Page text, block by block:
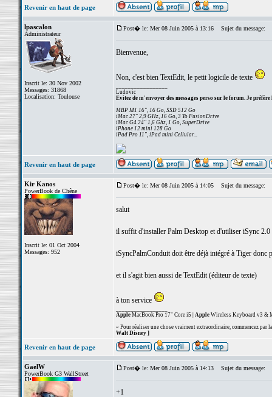
Revenir en haut de page
lpascalon
Administrateur
Inscrit le: 30 Nov 2002
Messages: 31868
Localisation: Toulouse
Post� le: Mer 08 Juin 2005 à 13:16 Sujet du message:
Bienvenue,
Non, c'est bien TextEdit, le petit logicile de texte
Ludovic
Evitez de m'envoyer des messages perso sur le forum. Je préfère
MBP M1 16", 16 Go, SSD 512 Go
iMac 27" 2,9 GHz, 16 Go, 3 To FusionDrive
iMac G4 24" 1,6 Ghz, 1 Go, SuperDrive
iPhone 12 mini 128 Go
iPad Pro 11", iPad mini Cellular...
Revenir en haut de page
Kir Kanos
PowerBook de Chêne
Inscrit le: 01 Oct 2004
Messages: 952
Post� le: Mer 08 Juin 2005 à 14:05 Sujet du message:
salut
il suffit d'installer Palm Desktop et d'utiliser iSync 2.0
iSyncPalmConduit doit être déjà intégré à Tiger donc
et il s'agit bien aussi de TextEdit (éditeur de texte)
à ton service
AppleMacBook Pro 17" Core i5 | AppleWireless Keyboard v3 &
« Pour réaliser une chose vraiment extraordinaire, commencez
Walt Disney ]
Revenir en haut de page
GaelW
PowerBook G3 WallStreet
Post� le: Mer 08 Juin 2005 à 14:13 Sujet du message:
+1